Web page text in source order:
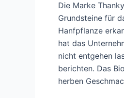
Die Marke
Grundsteine für
Hanfpflanze
hat das
nicht entgehen
berichten. Das
herben